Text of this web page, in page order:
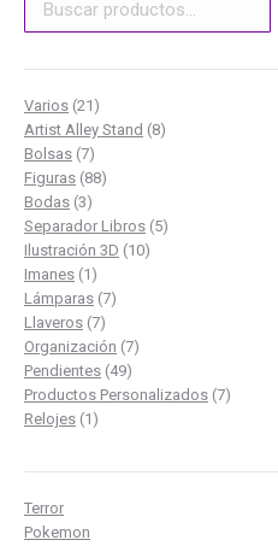
Varios 21 21
productos
Artist Alley Stand 88
Bolsas 77
productos
Figuras 8888
Bodas 33
productos
Separador Libros 55
Ilustración 3D 1010
Imanes 1 1
producto
Lámparas 77
Llaveros 77
productos
Organización 77
Pendientes 4949
productos
Productos Personalizados 77
Relojes 1 1
Terror
Pokemon